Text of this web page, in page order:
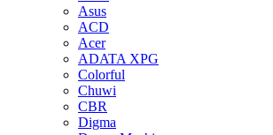
Asus
ACD
Acer
ADATA XPG
Colorful
Chuwi
CBR
Digma